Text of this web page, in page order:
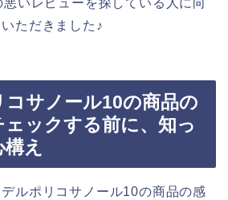
ただきました♪
コサノール10の商品の
ックする前に、知っ
え
ルポリコサノール10の商品の感